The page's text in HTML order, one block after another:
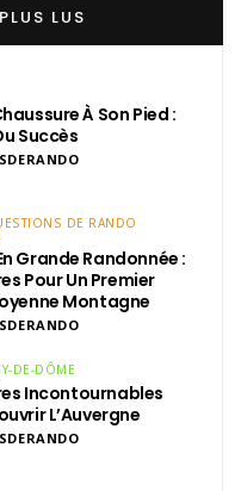
LUS
À Son Pied :
Succès
DE RANDO
Grande Randonnée :
Pour Un Premier
Montagne
DE-DÔME
Incontournables
L’Auvergne